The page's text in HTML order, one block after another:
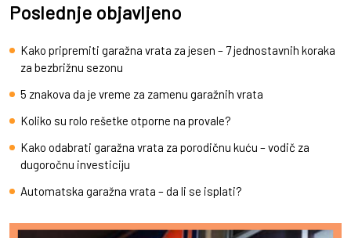
Poslednje objavljeno
Kako pripremiti garažna vrata za jesen – 7 jednostavnih koraka
za bezbrižnu sezonu
5 znakova da je vreme za zamenu garažnih vrata
Koliko su rolo rešetke otporne na provale?
Kako odabrati garažna vrata za porodičnu kuću – vodič za
dugoročnu investiciju
Automatska garažna vrata – da li se isplati?